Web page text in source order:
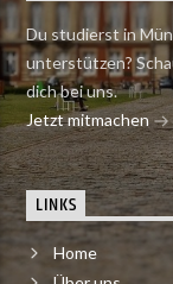
Du studierst in
unterstützen?
dich bei uns.
Jetzt mitmachen
LINKS
Home